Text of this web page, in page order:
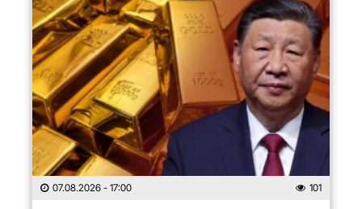
07.08.2026 - 17:00 101